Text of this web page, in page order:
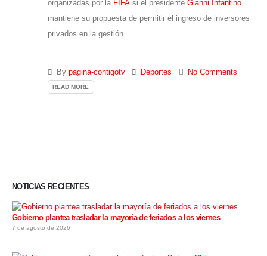
organizadas por la FIFA si el presidente Gianni Infantino
mantiene su propuesta de permitir el ingreso de inversores
privados en la gestión...
By pagina-contigotv Deportes No Comments
READ MORE
NOTICIAS RECIENTES
Gobierno plantea trasladar la mayoría de feriados a los viernes
7 de agosto de 2026